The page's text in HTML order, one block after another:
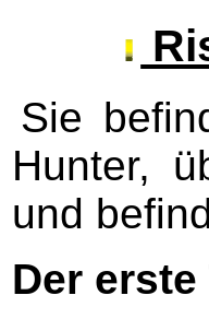
Sie
Hunter,
und
Der erste